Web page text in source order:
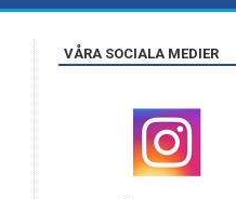
VÅRA SOCIALA MEDIER